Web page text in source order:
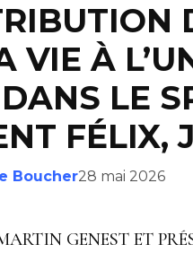
VIE À
LE
FÉLIX,
Boucher28 mai 2026
GENEST ET